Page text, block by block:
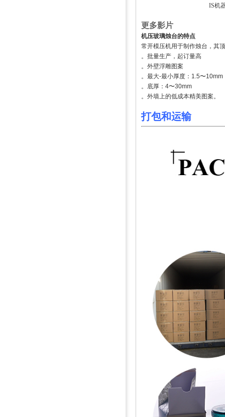
IS机
更多影片
机压玻璃烛台的特点
常开模压机用于制作烛台，其
。批量生产，起订量高
。外壁浮雕图案
。最大-最小厚度：1.5〜10mm
。底厚：4〜30mm
。外墙上的低成本精美图案。
打包和运输